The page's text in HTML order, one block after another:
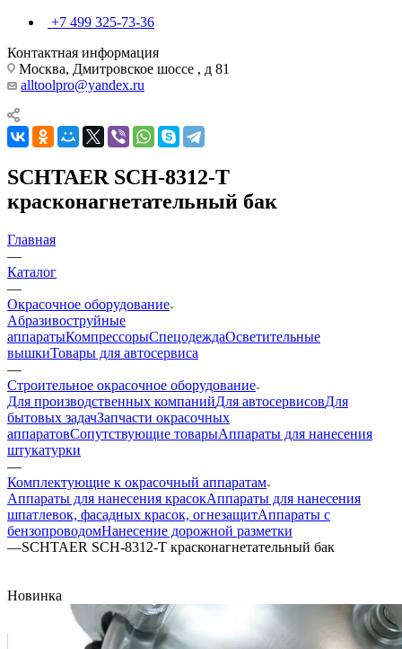
+7 499 325-73-36
Контактная информация
Москва, Дмитровское шоссе , д 81
alltoolpro@yandex.ru
SCHTAER SCH-8312-T
красконагнетательный бак
Главная
—
Каталог
—
Окрасочное оборудование
Aбразивоструйные
аппаратыКомпрессорыСпецодеждаОсветительные
вышкиТовары для автосервиса
—
Строительное окрасочное оборудование
Для производственных компанийДля автосервисовДля
бытовых задачЗапчасти окрасочных
аппаратовСопутствующие товарыАппараты для нанесения
штукатурки
—
Комплектующие к окрасочный аппаратам
Аппараты для нанесения красокАппараты для нанесения
шпатлевок, фасадных красок, огнезащитАппараты с
бензопроводомНанесение дорожной разметки
—SCHTAER SCH-8312-T красконагнетательный бак
Новинка